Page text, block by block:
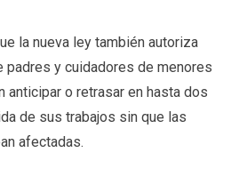
la nueva ley también autoriza
padres y cuidadores de menores
anticipar o retrasar en hasta dos
de sus trabajos sin que las
afectadas.